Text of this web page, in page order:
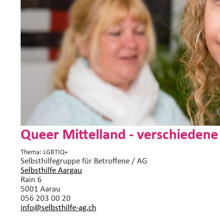
Queer Mittelland -
Thema: LGBTIQ+
Selbsthilfegruppefür Betroffene / AG
Selbsthilfe Aargau
Rain 6
5001 Aarau
056 203 00 20
info@selbsthilfe-ag.ch